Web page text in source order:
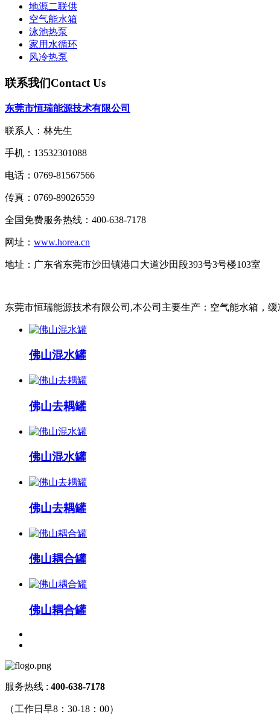
地源二联供
空气能水箱
泳池热泵
家用水循环
风冷热泵
联系我们Contact Us
东莞市恒瑞能源技术有限公司
联系人：林先生
手机：13532301088
电话：0769-81567566
传真：0769-89026559
全国免费服务热线：400-638-7178
网址： www.horea.cn
地址： 广东省东莞市沙田镇港口大道沙田段393号3号楼103室
东莞市恒瑞能源技术有限公司,本公司主要生产：空气能水箱，
佛山混水罐
佛山去耦罐
佛山混水罐
佛山去耦罐
佛山耦合罐
佛山耦合罐
服务热线 : 400-638-7178
（工作日早8：30-18：00）